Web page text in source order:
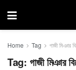
Home Tag গাজী মিঞার
Tag: গাজী মিঞার